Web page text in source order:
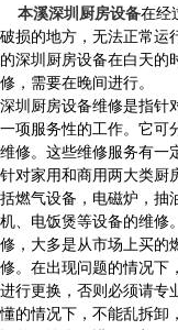
本溪深圳厨房设备在经
破损的地方，无法正常运
的深圳厨房设备在白天的
修，需要在晚间进行。
深圳厨房设备维修是指针
一项服务性的工作。它可
维修。这些维修服务有一
针对家用和商用两大类厨
括燃气设备，电磁炉，抽
机、电饭煲等设备的维修
修，大多是从市场上买的
修。在出现问题的情况下
进行更换，否则必须请专
懂的情况下，不能乱拆卸